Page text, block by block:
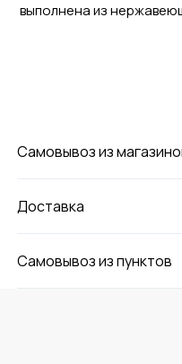
выполнена из
Самовывоз из
Доставка
Самовывоз из пунктов